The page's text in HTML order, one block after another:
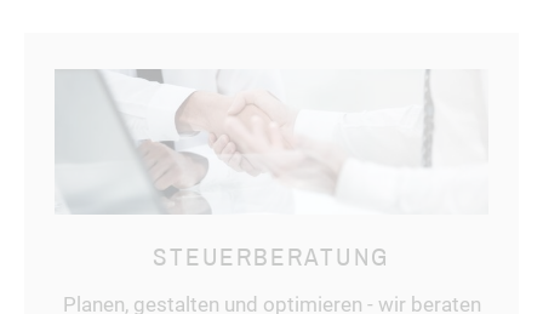
STEUERBERATUNG
Planen, gestalten und optimieren - wir beraten